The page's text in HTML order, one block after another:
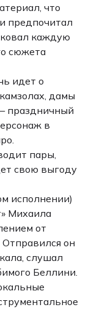
что
предпочитал
каждую
сюжета
идет о
дамы
праздничный
в
пары,
свою выгоду
исполнении)
Михаила
от
он
слушал
Беллини.